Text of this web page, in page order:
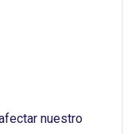
nuestro